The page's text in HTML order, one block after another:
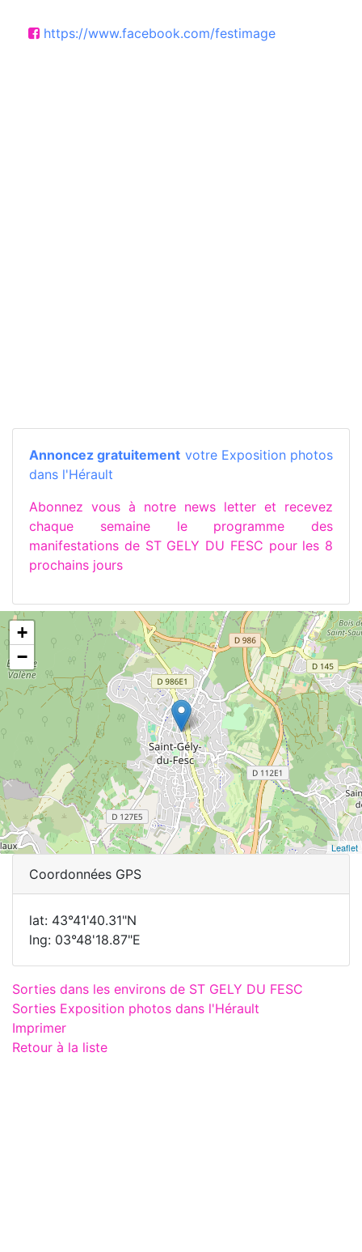
https://www.facebook.com/festimage
Annoncez gratuitement votre Exposition photos
dans l'Hérault
Abonnez vous à notre news letter et recevez
chaque semaine le programme des
manifestations de ST GELY DU FESC pour les 8
prochains jours
+
−
Leaflet
Coordonnées GPS
lat: 43°41'40.31"N
lng: 03°48'18.87"E
Sorties dans les environs de ST GELY DU FESC
Sorties Exposition photos dans l'Hérault
Imprimer
Retour à la liste